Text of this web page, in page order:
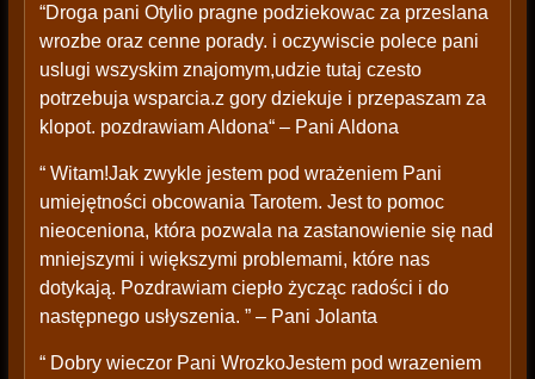
“Droga pani Otylio pragne podziekowac za przeslana
wrozbe oraz cenne porady. i oczywiscie polece pani
uslugi wszyskim znajomym,udzie tutaj czesto
potrzebuja wsparcia.z gory dziekuje i przepaszam za
klopot. pozdrawiam Aldona“ – Pani Aldona
“ Witam!Jak zwykle jestem pod wrażeniem Pani
umiejętności obcowania Tarotem. Jest to pomoc
nieoceniona, która pozwala na zastanowienie się nad
mniejszymi i większymi problemami, które nas
dotykają. Pozdrawiam ciepło życząc radości i do
następnego usłyszenia. ” – Pani Jolanta
“ Dobry wieczor Pani WrozkoJestem pod wrazeniem